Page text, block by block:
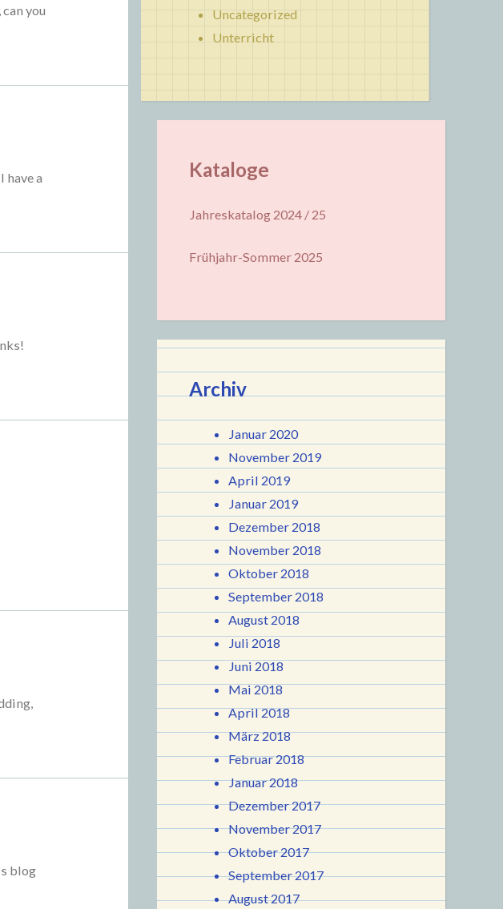
you
have a
blog
Uncategorized
Unterricht
Kataloge
Jahreskatalog 2024 / 25
Frühjahr-Sommer 2025
Archiv
Januar 2020
November 2019
April 2019
Januar 2019
Dezember 2018
November 2018
Oktober 2018
September 2018
August 2018
Juli 2018
Juni 2018
Mai 2018
April 2018
März 2018
Februar 2018
Januar 2018
Dezember 2017
November 2017
Oktober 2017
September 2017
August 2017